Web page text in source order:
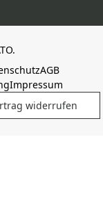
AGB
Impressum
widerrufen